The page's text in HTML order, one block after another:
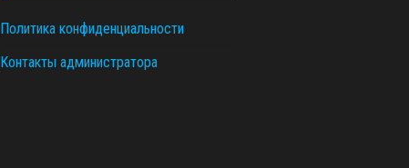
Политика конфиденциальности
Контакты администратора